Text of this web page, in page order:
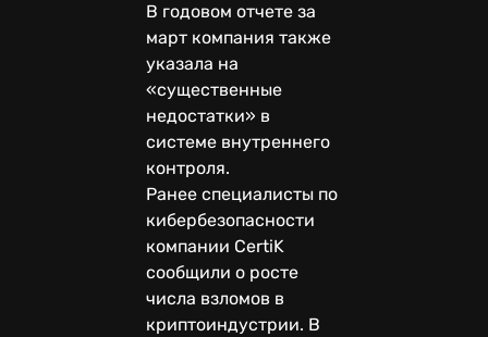
В годовом отчете за
март компания также
указала на
«существенные
недостатки» в
системе внутреннего
контроля.
Ранее специалисты по
кибербезопасности
компании CertiK
сообщили о росте
числа взломов в
криптоиндустрии. В